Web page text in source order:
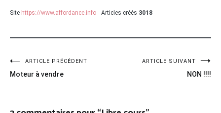
Site https://www.affordance.info Articles créés 3018
Navigation
de
ARTICLE PRÉCÉDENT
Moteur à vendre
ARTICLE SUIVANT
NON !!!!